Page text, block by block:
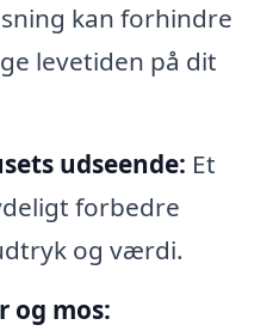
kan forhindre
levetiden på dit
udseende: Et
forbedre
og værdi.
og mos: